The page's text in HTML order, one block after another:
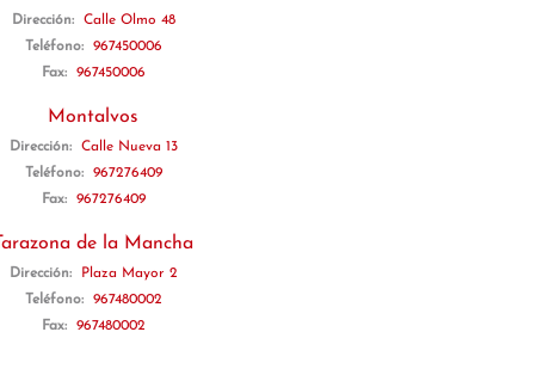
Dirección:
Calle Olmo 48
Teléfono:
967450006
Fax:
967450006
Montalvos
Dirección:
Calle Nueva 13
Teléfono:
967276409
Fax:
967276409
Tarazona de la Mancha
Dirección:
Plaza Mayor 2
Teléfono:
967480002
Fax:
967480002